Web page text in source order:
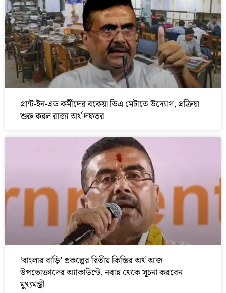
গ্রান্ট-ইন-এড কর্মীদের বকেয়া ডিএ মেটাতে উদ্যোগ, প্রক্রিয়া
শুরু করল রাজ্য অর্থ দফতর
‘বাংলার বাড়ি’ প্রকল্পের দ্বিতীয় কিস্তির অর্থ আজ
উপভোক্তাদের অ্যাকাউন্টে, নবান্ন থেকে সূচনা করবেন
মুখ্যমন্ত্রী